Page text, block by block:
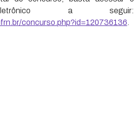
a seguir:
concurso.php?id=120736136